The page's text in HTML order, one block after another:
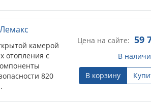
системах и
камерой
отопления с
820
Цена на сайте: 59
В
В корзину